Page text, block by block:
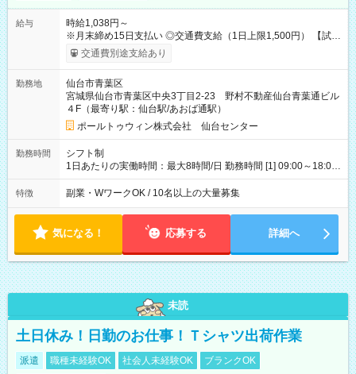
給与
時給1,038円～
※月末締め15日支払い ◎交通費支給（1日上限1,500円） 【試用
期間】試用期間なし
交通費別途支給あり
勤務地
仙台市青葉区
宮城県仙台市青葉区中央3丁目2-23 野村不動産仙台青葉通ビル
４F（最寄り駅：仙台駅/あおば通駅）
ポールトゥウィン株式会社 仙台センター
勤務時間
シフト制
1日あたりの実働時間：最大8時間/日 勤務時間 [1] 09:00～18:00
[2] 10:00～19:00 [3] 10:30～19:30 最低勤務日数(週)：2日 【シ
フトの決め方】 シフトサイクル：1ヶ月 シフト提出期限：シフ
・昼休憩1時間、その他小休憩あり
特徴 副業・WワークOK / 10名以上の大量募集
気になる！ 応募する 詳細へ
未読
土日休み！日勤のお仕事！Ｔシャツ出荷作業
派遣 職種未経験OK 社会人未経験OK
ブランクOK